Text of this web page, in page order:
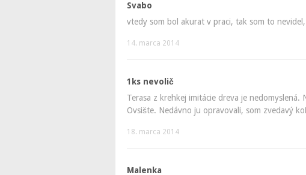
Svabo
vtedy som bol akurat v praci, tak som to
14. marca 2014
1ks nevolič
Terasa z krehkej imitácie dreva je
Ovsište. Nedávno ju opravovali, som zvedavý
18. marca 2014
Malenka